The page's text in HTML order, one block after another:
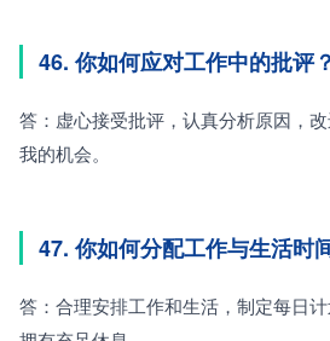
46. 你如何应对工作中的批评？
答：虚心接受批评，认真分析原因，
我的机会。
47. 你如何分配工作与生活时
答：合理安排工作和生活，制定每日